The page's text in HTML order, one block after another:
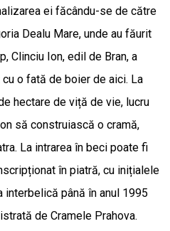
ei făcându-se de către
Dealu Mare, unde au făurit
Clinciu Ion, edil de Bran, a
o fată de boier de aici. La
hectare de viță de vie, lucru
să construiască o cramă,
La intrarea în beci poate fi
în piatră, cu inițialele
interbelică până în anul 1995
de Cramele Prahova.